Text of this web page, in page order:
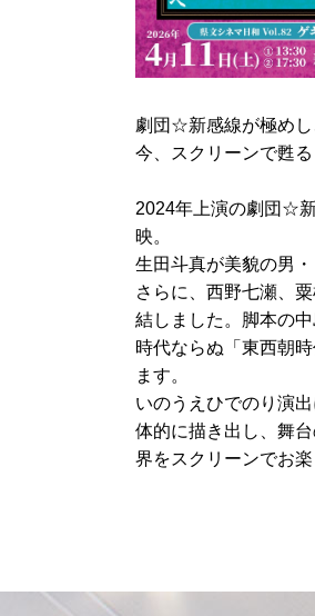
劇団☆新感線が極め
今、スクリーンで甦る
2024年上演の劇団☆
映。
生田斗真が美貌の男
さらに、西野七瀬、
結しました。脚本の
時代ならぬ「東西朝
ます。
いのうえひでのり演
体的に描き出し、舞
界をスクリーンでお楽